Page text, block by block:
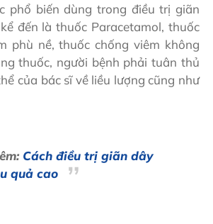
phổ biến dùng trong điều trị giãn
đến là thuốc Paracetamol, thuốc
phù nề, thuốc chống viêm không
thuốc, người bệnh phải tuân thủ
của bác sĩ về liều lượng cũng như
Cách điều trị giãn dây
quả cao